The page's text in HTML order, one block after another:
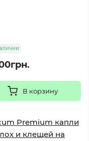
В корзину
Premium капли
и клещей на